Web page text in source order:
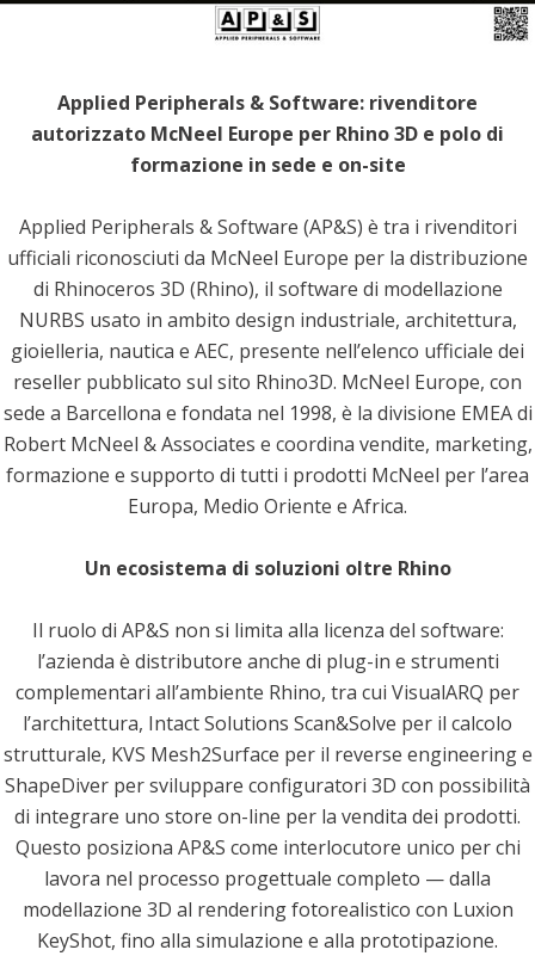
Applied Peripherals & Software: rivenditore
autorizzato McNeel Europe per Rhino 3D e polo di
formazione in sede e on-site
Applied Peripherals & Software (AP&S) è tra i rivenditori
ufficiali riconosciuti da McNeel Europe per la distribuzione
di Rhinoceros 3D (Rhino), il software di modellazione
NURBS usato in ambito design industriale, architettura,
gioielleria, nautica e AEC, presente nell’elenco ufficiale dei
reseller pubblicato sul sito Rhino3D. McNeel Europe, con
sede a Barcellona e fondata nel 1998, è la divisione EMEA di
Robert McNeel & Associates e coordina vendite, marketing,
formazione e supporto di tutti i prodotti McNeel per l’area
Europa, Medio Oriente e Africa.
Un ecosistema di soluzioni oltre Rhino
Il ruolo di AP&S non si limita alla licenza del software:
l’azienda è distributore anche di plug-in e strumenti
complementari all’ambiente Rhino, tra cui VisualARQ per
l’architettura, Intact Solutions Scan&Solve per il calcolo
strutturale, KVS Mesh2Surface per il reverse engineering e
ShapeDiver per sviluppare configuratori 3D con possibilità
di integrare uno store on-line per la vendita dei prodotti.
Questo posiziona AP&S come interlocutore unico per chi
lavora nel processo progettuale completo — dalla
modellazione 3D al rendering fotorealistico con Luxion
KeyShot, fino alla simulazione e alla prototipazione.